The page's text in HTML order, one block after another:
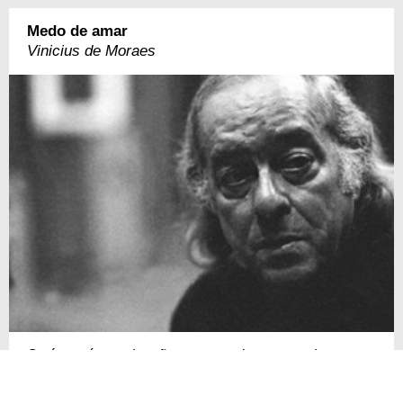
Medo de amar
Vinicius de Moraes
O céu está parado, não conta nenhum segredo